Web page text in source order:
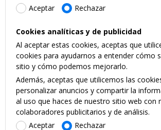
Aceptar
Rechazar
Cookies analíticas y de publicidad
Al aceptar estas cookies, aceptas que
cookies para ayudarnos a entender cómo
sitio y cómo podemos mejorarlo.
Además, aceptas que utilicemos las
personalizar anuncios y compartir la
al uso que haces de nuestro sitio web con
colaboradores publicitarios y de análisis.
Aceptar
Rechazar